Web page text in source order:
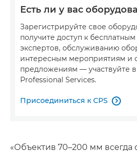
Есть ли у вас
Зарегистрируйте свое
получите доступ к
экспертов, обслуживанию
интересным мероприятиям и
предложениям — участвуйте
Professional Services.
Присоединиться к CPS 
«Объектив 70–200 мм